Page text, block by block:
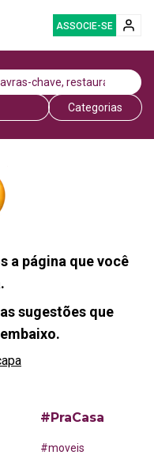
ASSOCIE-SE
Categorias
a página que você
sugestões que
#PraCasa
#moveis